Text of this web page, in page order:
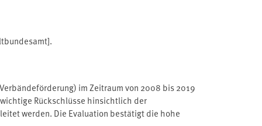
im Zeitraum von 2008 bis 2019
Rückschlüsse hinsichtlich der
werden. Die Evaluation bestätigt die hohe